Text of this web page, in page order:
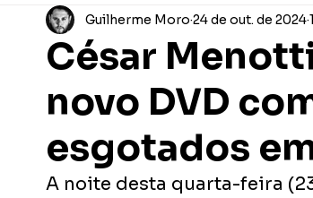
César
novo DVD
esgotados
Guilherme Moro 24 de out. de 2024
A noite desta quarta-feira